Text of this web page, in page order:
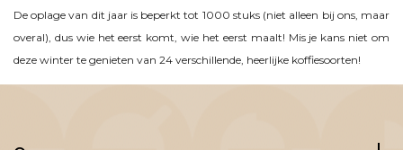
De oplage van dit jaar is beperkt tot 1000 stuks (niet alleen bij ons, maar
overal), dus wie het eerst komt, wie het eerst maalt! Mis je kans niet om
deze winter te genieten van 24 verschillende, heerlijke koffiesoorten!